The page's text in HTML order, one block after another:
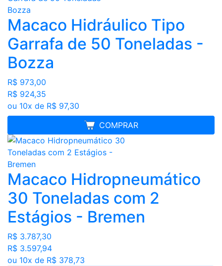
Macaco Hidráulico Tipo
Garrafa de 50 Toneladas -
Bozza
R$ 973,00
R$ 924,35
ou 10x de R$ 97,30
COMPRAR
FRETE GRÁTIS
Macaco Hidropneumático
30 Toneladas com 2
Estágios - Bremen
R$ 3.787,30
R$ 3.597,94
ou 10x de R$ 378,73